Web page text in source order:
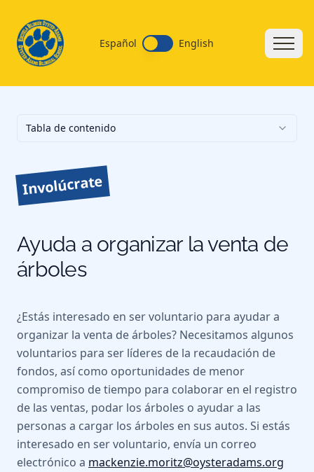
Español English
Tabla de contenido
Involúcrate
Ayuda a organizar la venta de
árboles
¿Estás interesado en ser voluntario para ayudar a
organizar la venta de árboles? Necesitamos algunos
voluntarios para ser líderes de la recaudación de
fondos, así como oportunidades de menor
compromiso de tiempo para colaborar en el registro
de las ventas, podar los árboles o ayudar a las
personas a cargar los árboles en sus autos. Si estás
interesado en ser voluntario, envía un correo
electrónico a mackenzie.moritz@oysteradams.org